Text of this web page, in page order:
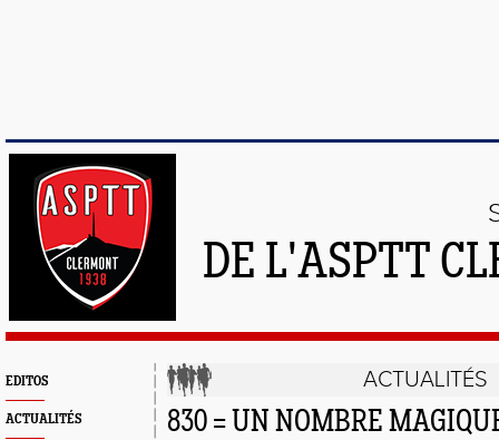
DE L'ASPTT
EDITOS
ACTUALITÉS
ACTUALITÉS
830 = UN NOMBRE